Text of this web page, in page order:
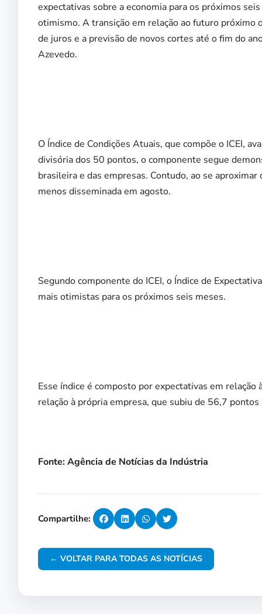
expectativas sobre a economia para os próximos
otimismo. A transição em relação ao futuro próximo
de juros e a previsão de novos cortes até o fim do
Azevedo.
O Índice de Condições Atuais, que compõe o ICEI,
divisória dos 50 pontos, o componente segue
brasileira e das empresas. Contudo, ao se
menos disseminada em agosto.
Segundo componente do ICEI, o Índice de
mais otimistas para os próximos seis meses.
Esse índice é composto por expectativas em
relação à própria empresa, que subiu de 56,7
Fonte: Agência de Notícias da Indústria
Compartilhe:
← VOLTAR PARA TODAS AS NOTÍCIAS